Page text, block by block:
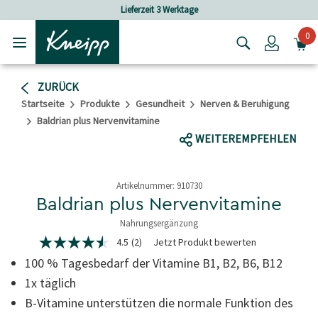
Login0
ZURÜCK
Startseite Produkte Gesundheit
Nerven & Beruhigung
Baldrian plus Nervenvitamine
WEITEREMPFEHLEN
Artikelnummer: 910730
Baldrian plus Nervenvitamine
Nahrungsergänzung
5 von 5 Sternen
4.5
von
5
Sternen,
Durchschnittswert
der
4.5 (2) Jetzt Produkt bewerten
100 % Tagesbedarf der Vitamine B1, B2, B6, B12
1x täglich
B-Vitamine unterstützen die normale Funktion des